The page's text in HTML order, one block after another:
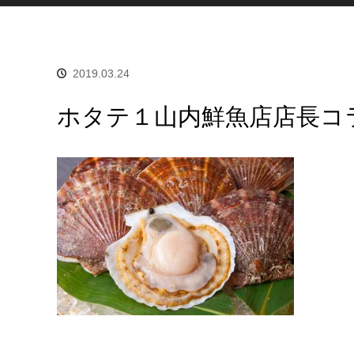
2019.03.24
ホタテ１山内鮮魚店店長コ